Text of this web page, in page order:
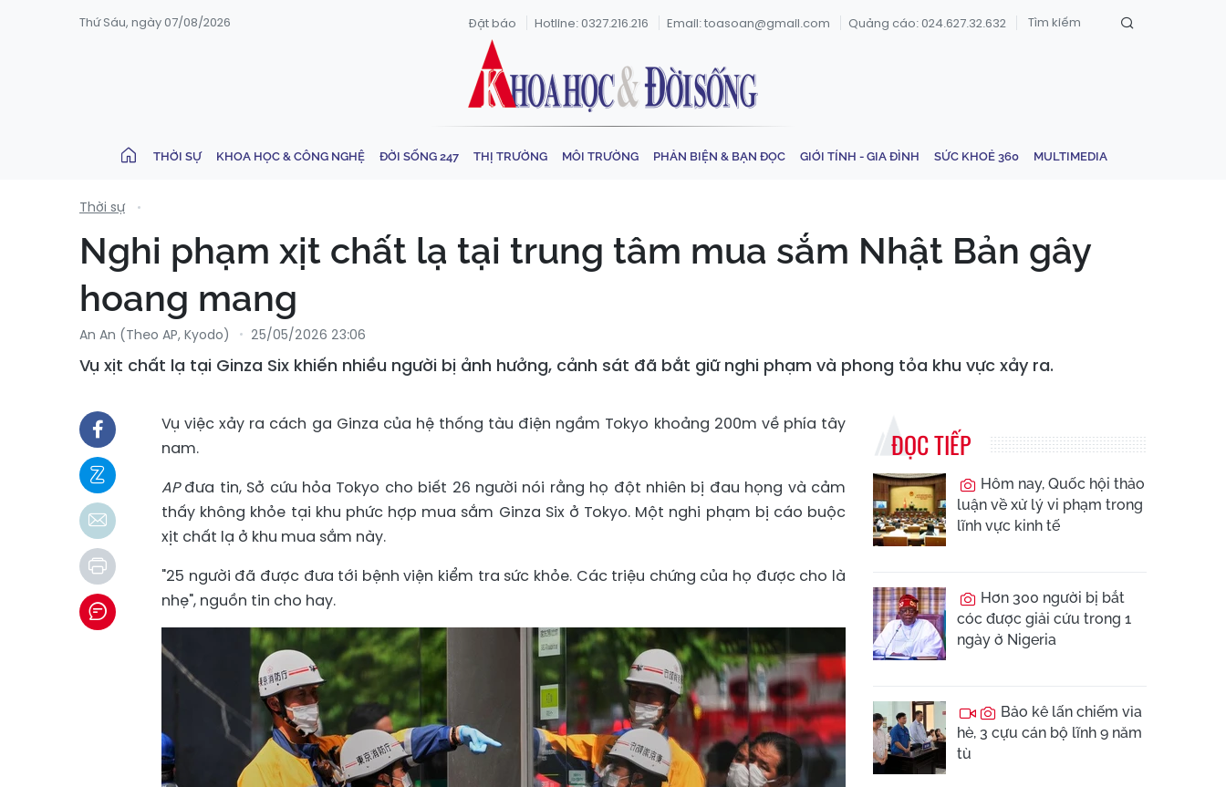
Thứ Sáu, ngày 07/08/2026 Đặt báo Hotline: 0327.216.216 Email: toasoan@gmail.com Quảng cáo: 024.627.32.632
THỜI SỰ KHOA HỌC & CÔNG NGHỆ ĐỜI SỐNG 247 THỊ TRƯỜNG MÔI TRƯỜNG PHẢN BIỆN & BẠN ĐỌC GIỚI TÍNH - GIA ĐÌNH SỨC KHOẺ 360 MULTIMEDIA
Thời sự
Nghi phạm xịt chất lạ tại trung tâm mua sắm Nhật Bản gây
hoang mang
An An (Theo AP, Kyodo) 25/05/2026 23:06
Vụ xịt chất lạ tại Ginza Six khiến nhiều người bị ảnh hưởng, cảnh sát đã bắt giữ nghi phạm và phong tỏa khu vực xảy ra.
Vụ việc xảy ra cách ga Ginza của hệ thống tàu điện ngầm Tokyo khoảng 200m về phía tây
nam.
APđưa tin, Sở cứu hỏa Tokyo cho biết 26 người nói rằng họ đột nhiên bị đau họng và cảm
thấy không khỏe tại khu phức hợp mua sắm Ginza Six ở Tokyo. Một nghi phạm bị cáo buộc
xịt chất lạ ở khu mua sắm này.
"25 người đã được đưa tới bệnh viện kiểm tra sức khỏe. Các triệu chứng của họ được cho là
nhẹ", nguồn tin cho hay.
ĐỌC TIẾP
Hôm nay, Quốc hội thảo
luận về xử lý vi phạm trong
lĩnh vực kinh tế
Hơn 300 người bị bắt
cóc được giải cứu trong 1
ngày ở Nigeria
Bảo kê lấn chiếm vỉa
hè, 3 cựu cán bộ lĩnh 9 năm
tù